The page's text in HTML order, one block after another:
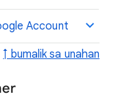
Account
↑ bumalik sa unahan